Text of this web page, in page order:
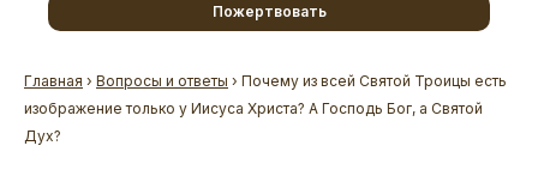
Пожертвовать
Главная › Вопросы и ответы › Почему из всей Святой Троицы есть
изображение только у Иисуса Христа? А Господь Бог, а Святой
Дух?